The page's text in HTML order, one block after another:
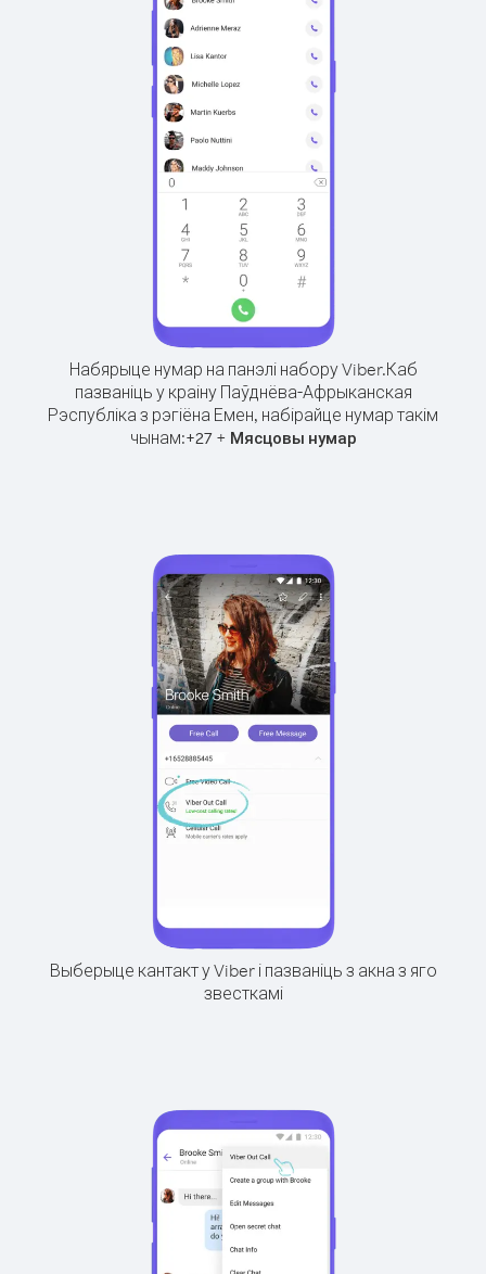
Набярыце нумар на панэлі набору Viber.Каб
пазваніць у краіну Паўднёва-Афрыканская
Рэспубліка з рэгіёна Емен, набірайце нумар такім
чынам:+27+ Мясцовы нумар
Выберыце кантакт у Viber і пазваніць з акна з яго
звесткамі